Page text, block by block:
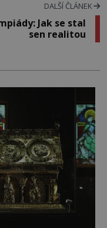
DALŠÍ ČLÁNEK
Jak se stal
sen realitou